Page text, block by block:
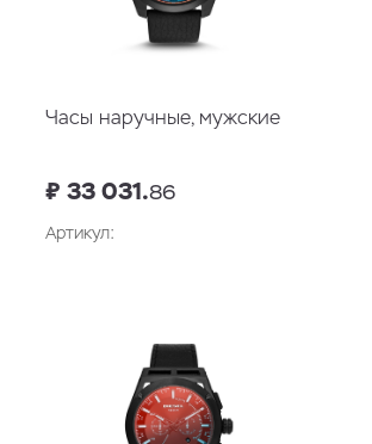
Часы наручные, мужские
₽ 33 031.86
Артикул: